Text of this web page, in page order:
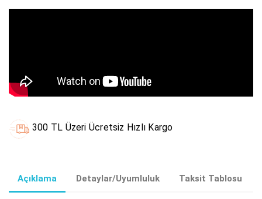
300 TL Üzeri Ücretsiz Hızlı Kargo
Açıklama Detaylar/Uyumluluk Taksit Tablosu